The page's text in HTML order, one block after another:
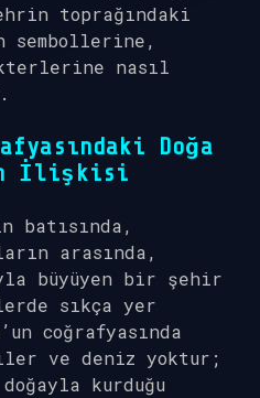
toprağındaki
nasıl
Doğa
İlişkisi
batısında,
arasında,
büyüyen bir şehir
sıkça yer
coğrafyasında
ve deniz yoktur;
kurduğu